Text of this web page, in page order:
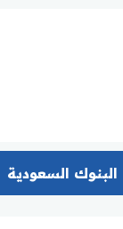
البنوك السعودية